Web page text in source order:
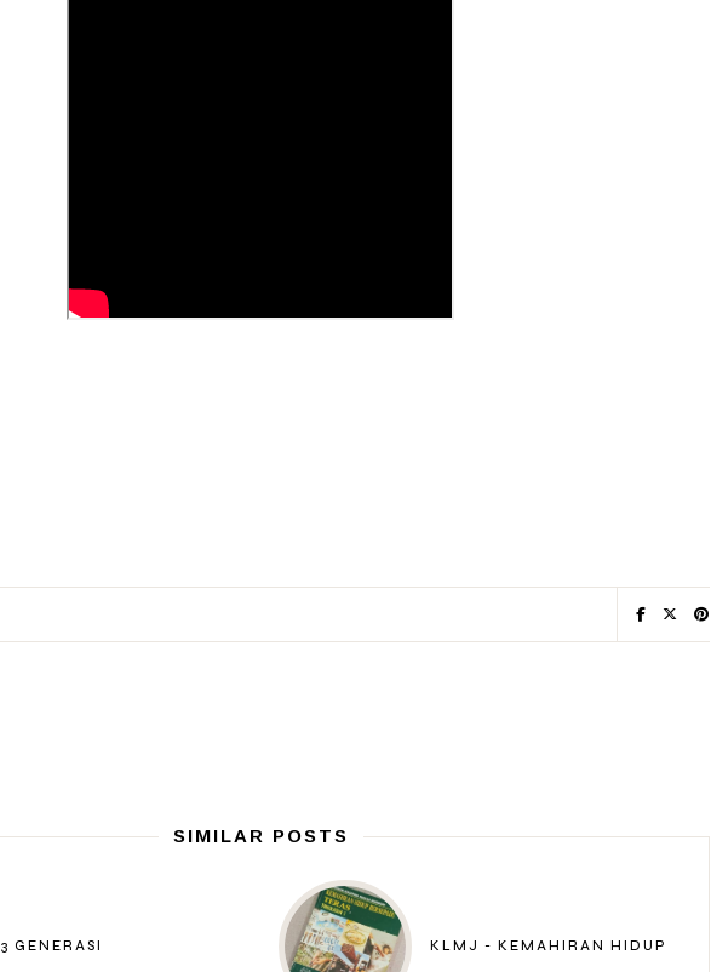
SIMILAR POSTS
3 GENERASI KLMJ - KEMAHIRAN HIDUP